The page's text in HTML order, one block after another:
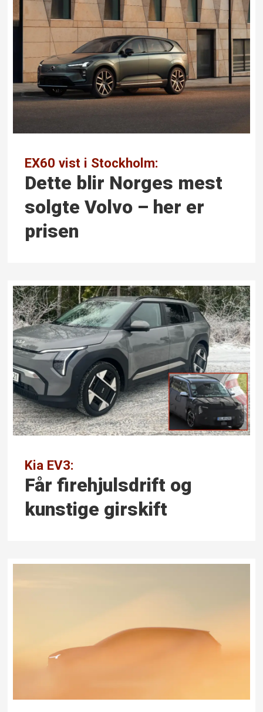
EX60 vist i Stockholm:
Dette blir Norges mest
solgte Volvo – her er
prisen
Kia EV3:
Får firehjuls­drift og
kunstige girskift